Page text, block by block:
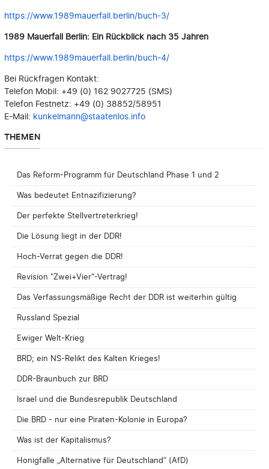
https://www.1989mauerfall.berlin/buch-3/
1989 Mauerfall Berlin: Ein Rückblick nach 35 Jahren
https://www.1989mauerfall.berlin/buch-4/
Bei Rückfragen Kontakt:
Telefon Mobil: +49 (0) 162 9027725 (SMS)
Telefon Festnetz: +49 (0) 38852/58951
E-Mail: kunkelmann@staatenlos.info
THEMEN
Das Reform-Programm für Deutschland Phase 1 und 2
Was bedeutet Entnazifizierung?
Der perfekte Stellvertreterkrieg!
Die Lösung liegt in der DDR!
Hoch-Verrat gegen die DDR!
Revision "Zwei+Vier"-Vertrag!
Das Verfassungsmäßige Recht der DDR ist weiterhin gültig
Russland Spezial
Ewiger Welt-Krieg
BRD; ein NS-Relikt des Kalten Krieges!
DDR-Braunbuch zur BRD
Israel und die Bundesrepublik Deutschland
Die BRD - nur eine Piraten-Kolonie in Europa?
Was ist der Kapitalismus?
Honigfalle „Alternative für Deutschland“ (AfD)